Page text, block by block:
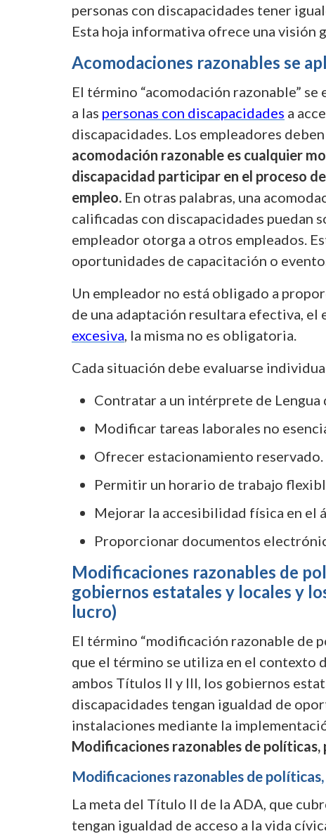
personas con discapacidades tener
Esta hoja informativa ofrece una visión
Acomodaciones razonables se
El término “acomodación razonable”
a las personas con discapacidades a
discapacidades. Los empleadores
acomodación razonable es cualquier
discapacidad participar en el proceso
empleo. En otras palabras, una
calificadas con discapacidades puedan
empleador otorga a otros empleados.
oportunidades de capacitación o
Un empleador no está obligado a
de una adaptación resultara efectiva, el
excesiva , la misma no es obligatoria.
Cada situación debe evaluarse
Contratar a un intérprete de Lengua
Modificar tareas laborales no
Ofrecer estacionamiento reservado.
Permitir un horario de trabajo
Mejorar la accesibilidad física en el
Proporcionar documentos
Modificaciones razonables de
gobiernos estatales y locales y
lucro)
El término “modificación razonable de
que el término se utiliza en el contexto
ambos Títulos II y III, los gobiernos
discapacidades tengan igualdad de
instalaciones mediante la
Modificaciones razonables de
Modificaciones razonables de
La meta del Título II de la ADA, que
tengan igualdad de acceso a la vida